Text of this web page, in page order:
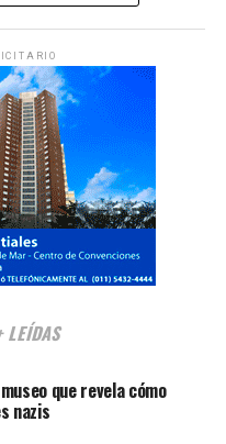
LEÍDAS
que revela cómo
nazis